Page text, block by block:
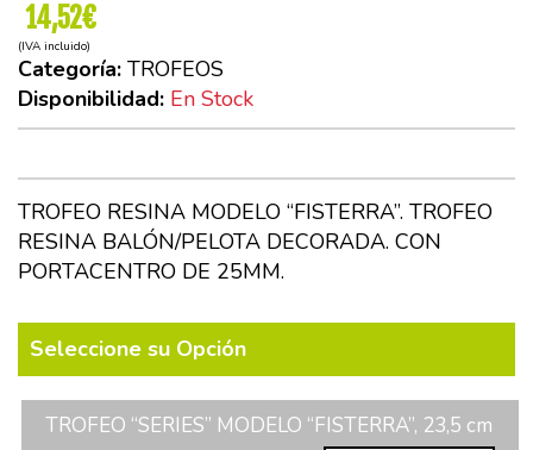
14,52€
(IVA incluido)
Categoría: TROFEOS
Disponibilidad: En Stock
TROFEO RESINA MODELO “FISTERRA”. TROFEO
RESINA BALÓN/PELOTA DECORADA. CON
PORTACENTRO DE 25MM.
Seleccione su Opción
TROFEO “SERIES” MODELO “FISTERRA”, 23,5 cm